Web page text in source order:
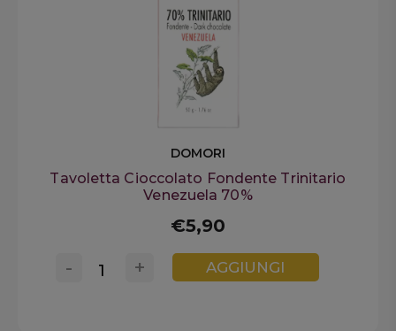
DOMORI
Tavoletta Cioccolato Fondente Trinitario
Venezuela 70%
€5,90
+
- AGGIUNGI